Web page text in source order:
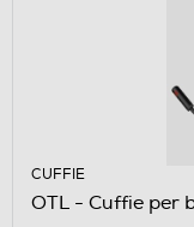
CUFFIE
OTL - Cuffie per